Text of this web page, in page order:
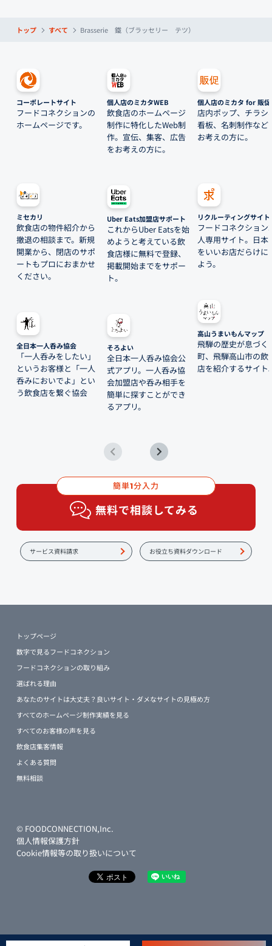
トップ すべて Brasserie 鐵（ブラッセリー テツ）
コーポレートサイト
フードコネクションの
ホームページです。
ミセカリ
飲食店の物件紹介から
撤退の相談まで。新規
開業から、閉店のサポ
ートもプロにおまかせ
ください。
全日本一人呑み協会
「一人呑みをしたい」
というお客様と「一人
呑みにおいでよ」とい
う飲食店を繋ぐ協会
個人店のミカタWEB
飲食店のホームページ
制作に特化したWeb制
作。宣伝、集客、広告
をお考えの方に。
Uber Eats加盟店サポート
これからUber Eatsを始
めようと考えている飲
食店様に無料で登録、
掲載開始までをサポー
ト。
そろよい
全日本一人呑み協会公
式アプリ。一人呑み協
会加盟店や呑み相手を
簡単に探すことができ
るアプリ。
個人店のミカタ for 販促
店内ポップ、チラシ
看板、名刺制作など
お考えの方に。
リクルーティングサイト
フードコネクション
人専用サイト。日本
をいいお店だらけに
よう。
高山うまいもんマップ
飛騨の歴史が息づく
町、飛騨高山市の飲
店を紹介するサイト
簡単1分入力
無料で相談してみる
サービス資料請求 お役立ち資料ダウンロード
トップページ
数字で見るフードコネクション
フードコネクションの取り組み
選ばれる理由
あなたのサイトは大丈夫？良いサイト・ダメなサイトの見極め方
すべてのホームページ制作実績を見る
すべてのお客様の声を見る
飲食店集客情報
よくある質問
無料相談
© FOODCONNECTION,Inc.
個人情報保護方針
Cookie情報等の取り扱いについて